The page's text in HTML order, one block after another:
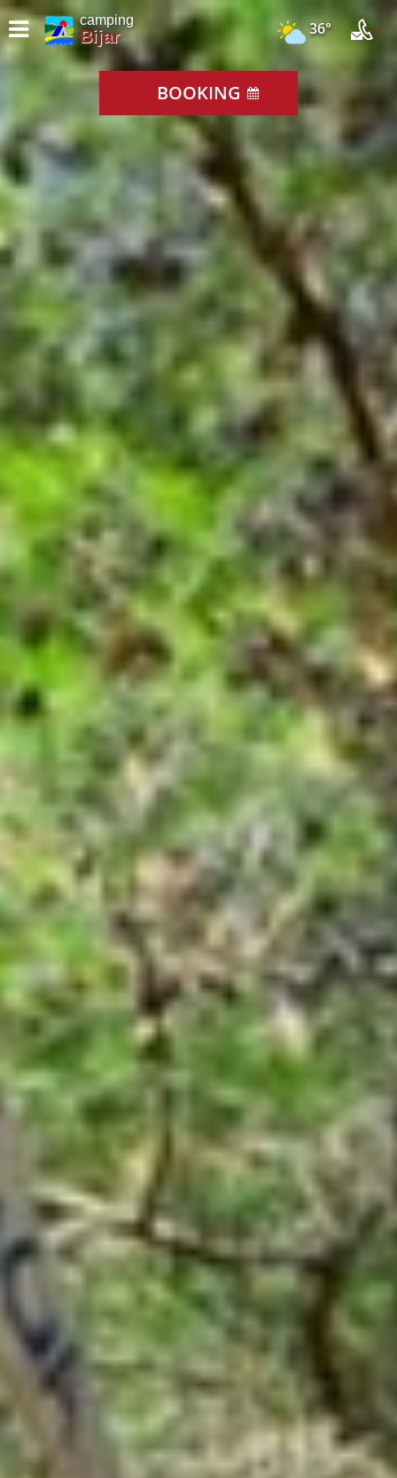
camping
Bijar 36°
BOOKING